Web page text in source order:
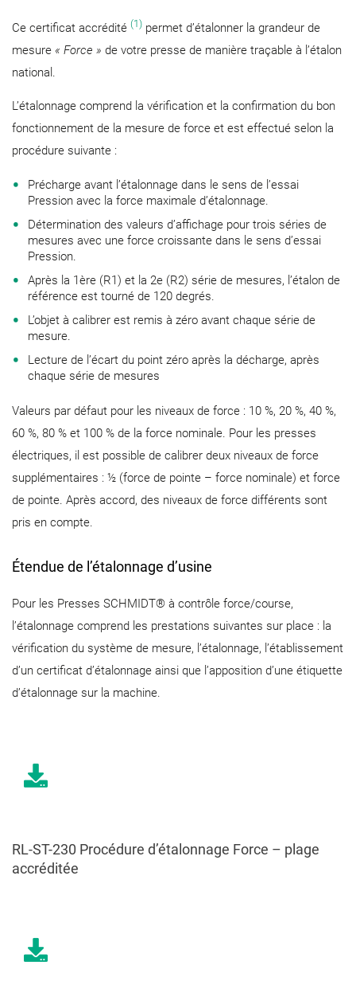
Ce certificat accrédité (1) permet d’étalonner la grandeur de
mesure « Force » de votre presse de manière traçable à l’étalon
national.
L’étalonnage comprend la vérification et la confirmation du bon
fonctionnement de la mesure de force et est effectué selon la
procédure suivante :
Précharge avant l’étalonnage dans le sens de l’essai
Pression avec la force maximale d’étalonnage.
Détermination des valeurs d’affichage pour trois séries de
mesures avec une force croissante dans le sens d’essai
Pression.
Après la 1ère (R1) et la 2e (R2) série de mesures, l’étalon de
référence est tourné de 120 degrés.
L’objet à calibrer est remis à zéro avant chaque série de
mesure.
Lecture de l’écart du point zéro après la décharge, après
chaque série de mesures
Valeurs par défaut pour les niveaux de force : 10 %, 20 %, 40 %,
60 %, 80 % et 100 % de la force nominale. Pour les presses
électriques, il est possible de calibrer deux niveaux de force
supplémentaires : ½ (force de pointe – force nominale) et force
de pointe. Après accord, des niveaux de force différents sont
pris en compte.
Étendue de l’étalonnage d’usine
Pour les Presses SCHMIDT® à contrôle force/course,
l’étalonnage comprend les prestations suivantes sur place : la
vérification du système de mesure, l’étalonnage, l’établissement
d’un certificat d’étalonnage ainsi que l’apposition d’une étiquette
d’étalonnage sur la machine.
RL-ST-230 Procédure d’étalonnage Force – plage
accréditée